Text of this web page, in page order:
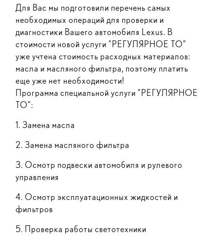
Для Вас мы подготовили перечень самых
необходимых операций для проверки и
диагностики Вашего автомобиля Lexus. В
стоимости новой услуги "РЕГУЛЯРНОЕ ТО"
уже учтена стоимость расходных материалов:
масла и масляного фильтра, поэтому платить
еще уже нет необходимости!
Программа специальной услуги "РЕГУЛЯРНОЕ
ТО":
1. Замена масла
2. Замена масляного фильтра
3. Осмотр подвески автомобиля и рулевого
управления
4. Осмотр эксплуатационных жидкостей и
фильтров
5. Проверка работы светотехники